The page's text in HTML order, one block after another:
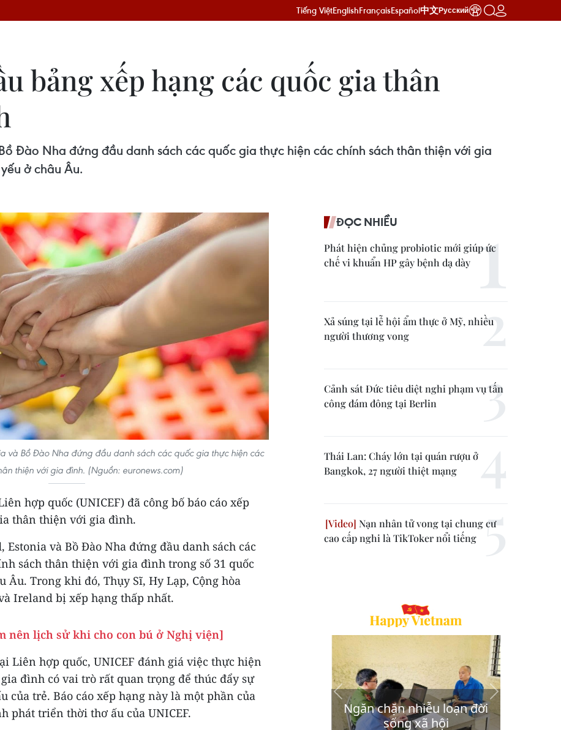
Tiếng ViệtEnglishFrançaisEspañol中文Русский
bảng xếp hạng các quốc gia thân
Đào Nha đứng đầu danh sách các quốc gia thực hiện các chính sách thân thiện với gia
ở châu Âu.
và Bồ Đào Nha đứng đầu danh sách các quốc gia thực hiện các
thiện với gia đình. (Nguồn: euronews.com)
hợp quốc (UNICEF) đã công bố báo cáo xếp
thân thiện với gia đình.
và Bồ Đào Nha đứng đầu danh sách các
sách thân thiện với gia đình trong số 31 quốc
Âu. Trong khi đó, Thụy Sĩ, Hy Lạp, Cộng hòa
Ireland bị xếp hạng thấp nhất.
nên lịch sử khi cho con bú ở Nghị viện]
Liên hợp quốc, UNICEF đánh giá việc thực hiện
đình có vai trò rất quan trọng để thúc đẩy sự
của trẻ. Báo cáo xếp hạng này là một phần của
phát triển thời thơ ấu của UNICEF.
ĐỌC NHIỀU
Phát hiện chủng probiotic mới giúp ức
chế vi khuẩn HP gây bệnh dạ dày
Xả súng tại lễ hội ẩm thực ở Mỹ, nhiều
người thương vong
Cảnh sát Đức tiêu diệt nghi phạm vụ tấn
công đám đông tại Berlin
Thái Lan: Cháy lớn tại quán rượu ở
Bangkok, 27 người thiệt mạng
Nạn nhân tử vong tại chung cư
cao cấp nghi là TikToker nổi tiếng